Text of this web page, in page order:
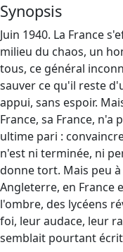
Synopsis
Juin 1940. La France
milieu du chaos, un
tous, ce général
sauver ce qu'il reste
appui, sans espoir.
France, sa France, n'a
ultime pari :
n'est ni terminée, ni
donne tort. Mais peu
Angleterre, en France
l'ombre, des lycéens
foi, leur audace, leur
semblait pourtant